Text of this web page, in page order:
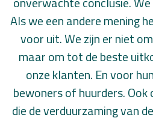
Als we een andere mening
voor uit. We zijn er niet
maar om tot de beste
onze klanten. En voor
bewoners of huurders.
die de verduurzaming van